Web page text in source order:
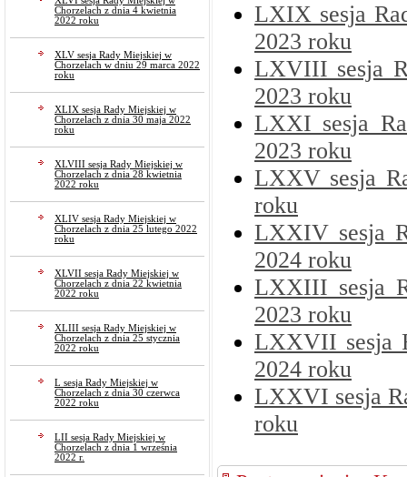
Chorzelach z dnia 4 kwietnia
2022 roku
XLV sesja Rady Miejskiej w
Chorzelach w dniu 29 marca 2022
roku
XLIX sesja Rady Miejskiej w
Chorzelach z dnia 30 maja 2022
roku
XLVIII sesja Rady Miejskiej w
Chorzelach z dnia 28 kwietnia
2022 roku
XLIV sesja Rady Miejskiej w
Chorzelach z dnia 25 lutego 2022
roku
XLVII sesja Rady Miejskiej w
Chorzelach z dnia 22 kwietnia
2022 roku
XLIII sesja Rady Miejskiej w
Chorzelach z dnia 25 stycznia
2022 roku
L sesja Rady Miejskiej w
Chorzelach z dnia 30 czerwca
2022 roku
LII sesja Rady Miejskiej w
Chorzelach z dnia 1 września
2022 r.
LXIX sesja
2023 roku
LXVIII sesja
2023 roku
LXXI sesja
2023 roku
LXXV sesja
roku
LXXIV sesja
2024 roku
LXXIII sesja
2023 roku
LXXVII sesja
2024 roku
LXXVI sesja
roku